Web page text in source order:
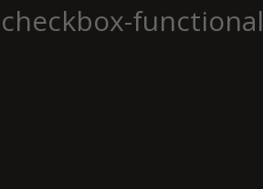
checkbox-functional